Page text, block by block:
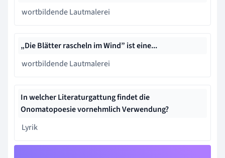
wortbildende Lautmalerei
„Die Blätter rascheln im Wind” ist eine...
wortbildende Lautmalerei
In welcher Literaturgattung findet die
Onomatopoesie vornehmlich Verwendung?
Lyrik